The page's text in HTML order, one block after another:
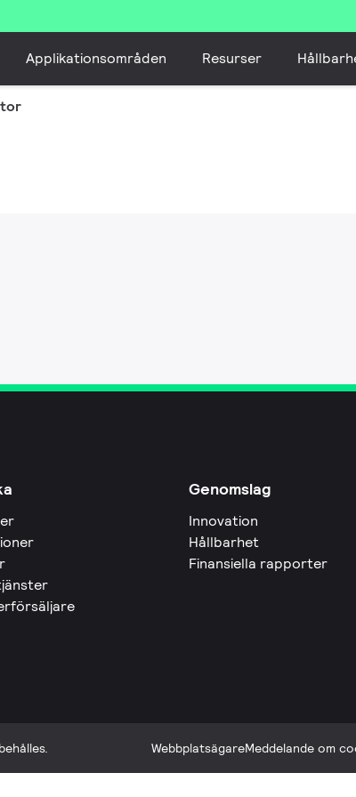
Applikationsområden Resurser
Genomslag
Innovation
Hållbarhet
Finansiella rapporter
WebbplatsägareMeddelande om